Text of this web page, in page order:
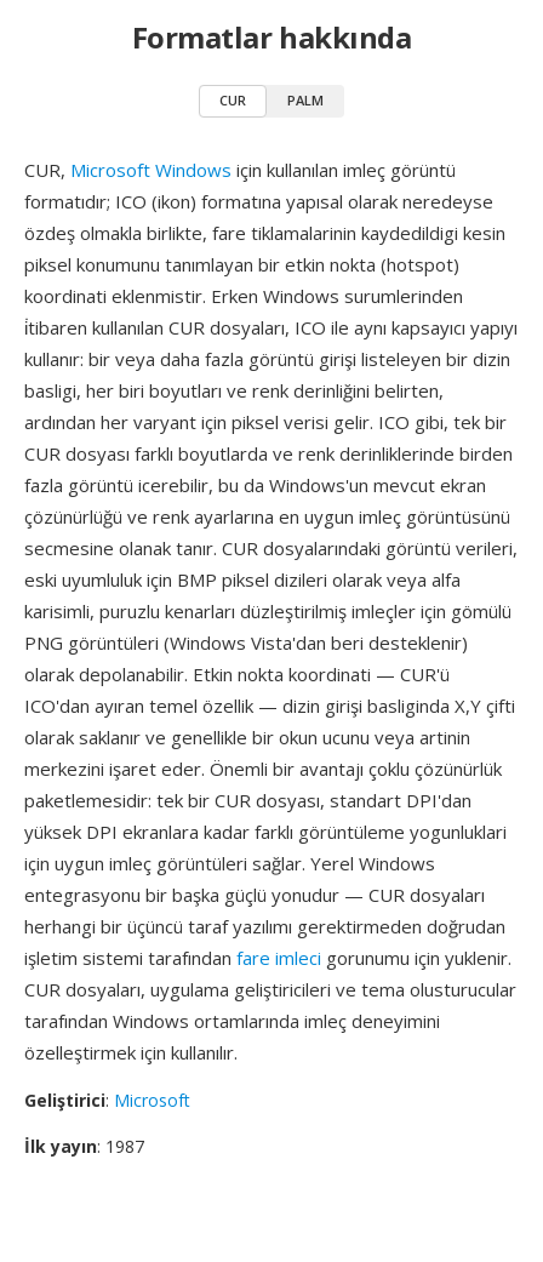
Formatlar hakkında
CUR PALM
CUR, Microsoft Windows için kullanılan imleç görüntü
formatıdır; ICO (ikon) formatına yapısal olarak neredeyse
özdeş olmakla birlikte, fare tiklamalarinin kaydedildigi kesin
piksel konumunu tanımlayan bir etkin nokta (hotspot)
koordinati eklenmistir. Erken Windows surumlerinden
i̇tibaren kullanılan CUR dosyaları, ICO ile aynı kapsayıcı yapıyı
kullanır: bir veya daha fazla görüntü girişi listeleyen bir dizin
basligi, her biri boyutları ve renk derinliğini belirten,
ardından her varyant için piksel verisi gelir. ICO gibi, tek bir
CUR dosyası farklı boyutlarda ve renk derinliklerinde birden
fazla görüntü icerebilir, bu da Windows'un mevcut ekran
çözünürlüğü ve renk ayarlarına en uygun imleç görüntüsünü
secmesine olanak tanır. CUR dosyalarındaki görüntü verileri,
eski uyumluluk için BMP piksel dizileri olarak veya alfa
karisimli, puruzlu kenarları düzleştirilmiş imleçler için gömülü
PNG görüntüleri (Windows Vista'dan beri desteklenir)
olarak depolanabilir. Etkin nokta koordinati — CUR'ü
ICO'dan ayıran temel özellik — dizin girişi basliginda X,Y çifti
olarak saklanır ve genellikle bir okun ucunu veya artinin
merkezini işaret eder. Önemli bir avantajı çoklu çözünürlük
paketlemesidir: tek bir CUR dosyası, standart DPI'dan
yüksek DPI ekranlara kadar farklı görüntüleme yogunluklari
için uygun imleç görüntüleri sağlar. Yerel Windows
entegrasyonu bir başka güçlü yonudur — CUR dosyaları
herhangi bir üçüncü taraf yazılımı gerektirmeden doğrudan
işletim sistemi tarafından fare imleci gorunumu için yuklenir.
CUR dosyaları, uygulama geliştiricileri ve tema olusturucular
tarafından Windows ortamlarında imleç deneyimini
özelleştirmek için kullanılır.
Geliştirici: Microsoft
İlk yayın: 1987